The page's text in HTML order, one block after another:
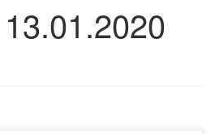
13.01.2020